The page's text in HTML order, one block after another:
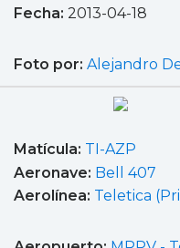
Fecha: 2013-04-18
Foto por: Alejandro
Matícula: TI-AZP
Aeronave: Bell 407
Aerolínea: Teletica